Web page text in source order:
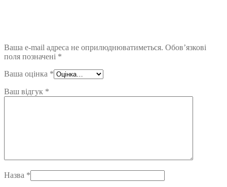
Ваша e-mail адреса не оприлюднюватиметься. Обов’язкові
поля позначені *
Ваша оцінка *
Ваш відгук *
Назва *